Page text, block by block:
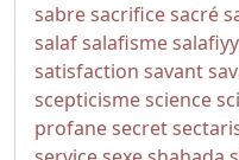
sabresacrificesacré
salafsalafisme
satisfaction savant
scepticismescience
profanesecret